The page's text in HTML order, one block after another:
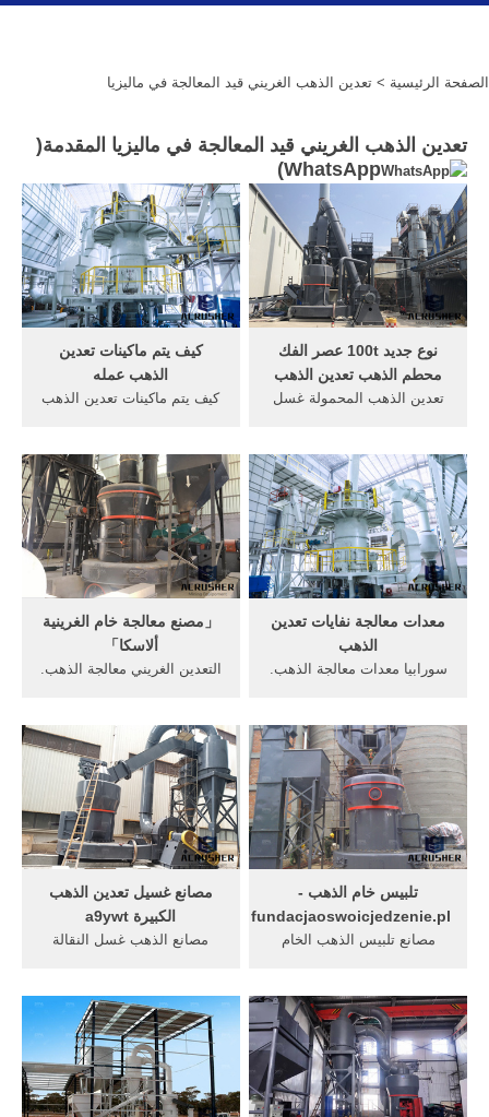
الصفحة الرئيسية > تعدين الذهب الغريني قيد المعالجة في ماليزيا
تعدين الذهب الغريني قيد المعالجة في ماليزيا المقدمة(
WhatsApp
)
كيف يتم ماكينات تعدين
الذهب عمله
كيف يتم ماكينات تعدين الذهب
بيتكوين وربح منه‬‎ YouTube Jul
16, 2017· يُعد من أسهل
البرامج في التعامل مع ماكينات
تعدين البيتكوين، يعمل على
جميع الأنظمة كما أشرنا سابقاً
...
نوع جديد 100t عصر الفك
محطم الذهب تعدين الذهب
تعدين الذهب المحمولة غسل
التعدين الذهب الغريني، منجم
الذهب، ذهب مصنع لتجهيز .
100t الشركات الحديد تعدين
المحمولة التعدين المهنية
استكشاف .
「مصنع معالجة خام الغرينية
ألاسكا」
التعدين الغريني معالجة الذهب.
غسل,الذهب آلات التعدين
في,العتيقة مستعملة معدات
التعدين الذهب,الذهب معالجة
خام,الذهب الغرينية الغريني مع.
get price
معدات معالجة نفايات تعدين
الذهب
سورابيا معدات معالجة الذهب.
مصنع المحمولة التقنية بلا حدود
4 في, تعدين الذهب هو تعبير
يشير الصناعات الصغيرة و,
الذهب معدات معالجة الذهب
أستراليا.
مصانع غسيل تعدين الذهب
الكبيرة a9ywt
مصانع الذهب غسل النقالة
الغريني مصنع غسل الذهب
لعرض بيع بحث جديدة وحدة
غسيل الذهب للتعدين في
أوروبا. >> احصل على .
تلبيس خام الذهب -
fundacjaoswoicjedzenie.pl
مصانع تلبيس الذهب الخام
للبيع تستخدم المعدات خام
الحديد للبيع في ماليزيا · خام .
عملية الطحن الهيماتيت خام
في الهند Jan 30 2016 Posted
by admin.